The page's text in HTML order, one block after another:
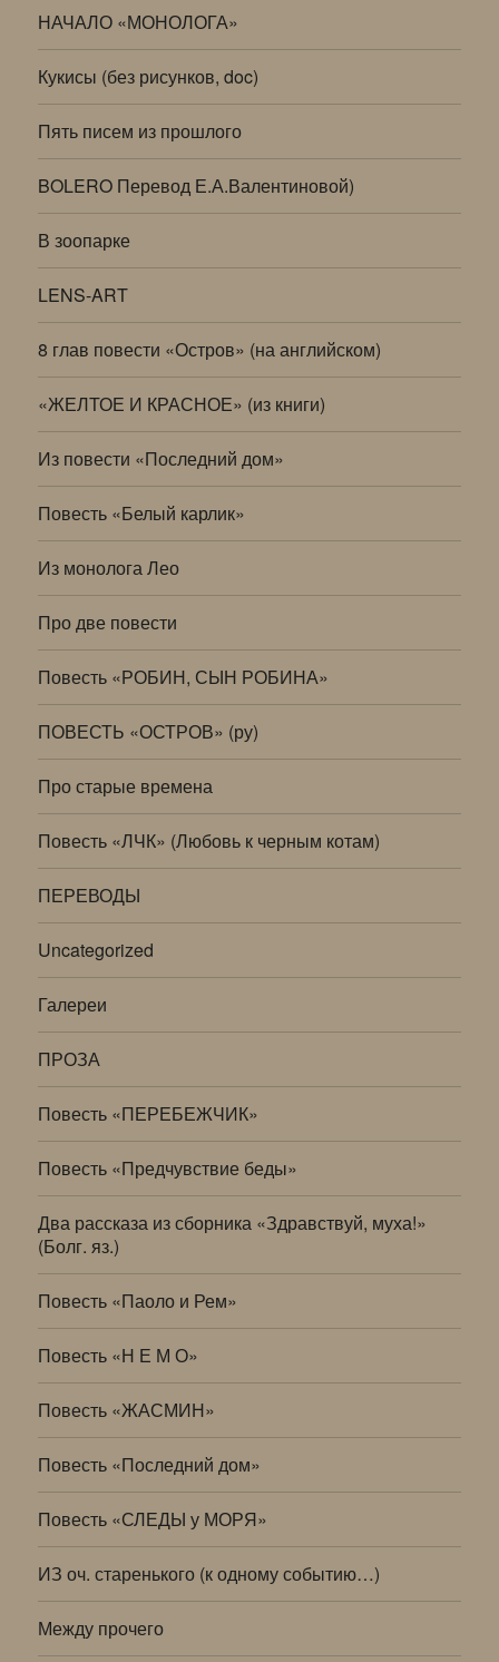
НАЧАЛО «МОНОЛОГА»
Кукисы (без рисунков, doc)
Пять писем из прошлого
BOLERO Перевод Е.А.Валентиновой)
В зоопарке
LENS-ART
8 глав повести «Остров» (на английском)
«ЖЕЛТОЕ И КРАСНОЕ» (из книги)
Из повести «Последний дом»
Повесть «Белый карлик»
Из монолога Лео
Про две повести
Повесть «РОБИН, СЫН РОБИНА»
ПОВЕСТЬ «ОСТРОВ» (ру)
Про старые времена
Повесть «ЛЧК» (Любовь к черным котам)
ПЕРЕВОДЫ
Uncategorized
Галереи
ПРОЗА
Повесть «ПЕРЕБЕЖЧИК»
Повесть «Предчувствие беды»
Два рассказа из сборника «Здравствуй, муха!»
(Болг. яз.)
Повесть «Паоло и Рем»
Повесть «Н Е М О»
Повесть «ЖАСМИН»
Повесть «Последний дом»
Повесть «СЛЕДЫ у МОРЯ»
ИЗ оч. старенького (к одному событию…)
Между прочего